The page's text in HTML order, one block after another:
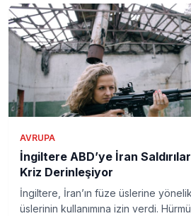
AVRUPA
İngiltere ABD’ye İran
Kriz Derinleşiyor
İngiltere, İran’ın füze üslerine yönelik
üslerinin kullanımına izin verdi.